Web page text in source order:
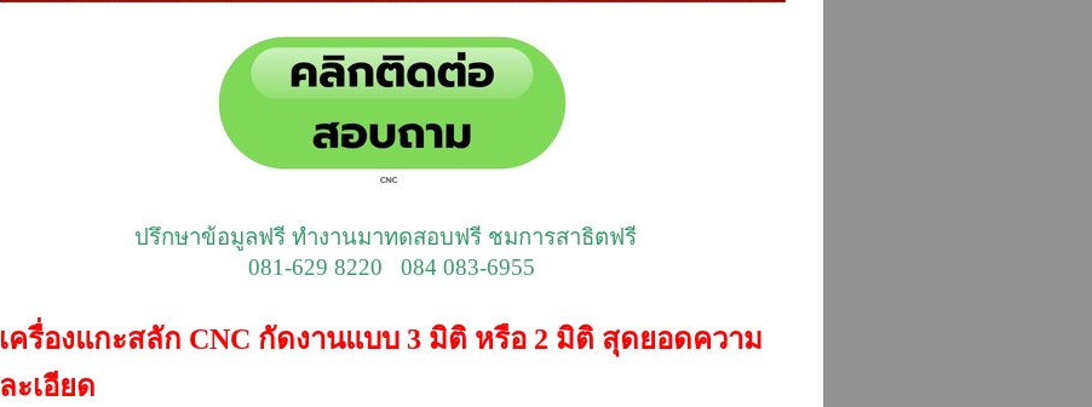
ปรึกษาข้อมูลฟรี ทำงานมาทดสอบฟรี ชมการสาธิตฟรี
081-629 8220 084 083-6955
เครื่องแกะสลัก CNC กัดงานแบบ 3 มิติ หรือ 2 มิติ สุดยอดความ
ละเอียด